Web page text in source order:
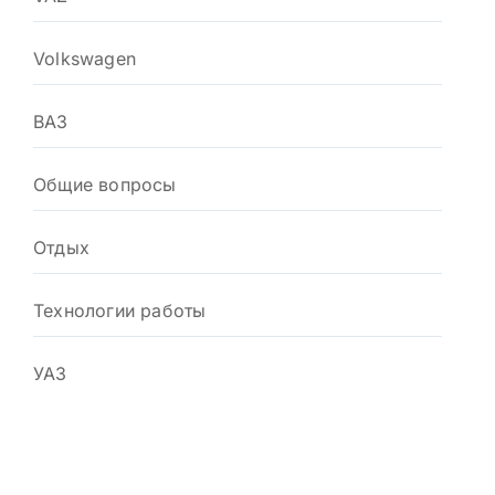
Volkswagen
ВАЗ
Общие вопросы
Отдых
Технологии работы
УАЗ